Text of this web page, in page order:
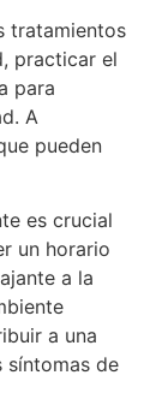
tratamientos
practicar el
para
A
pueden
es crucial
un horario
a la
a una
síntomas de